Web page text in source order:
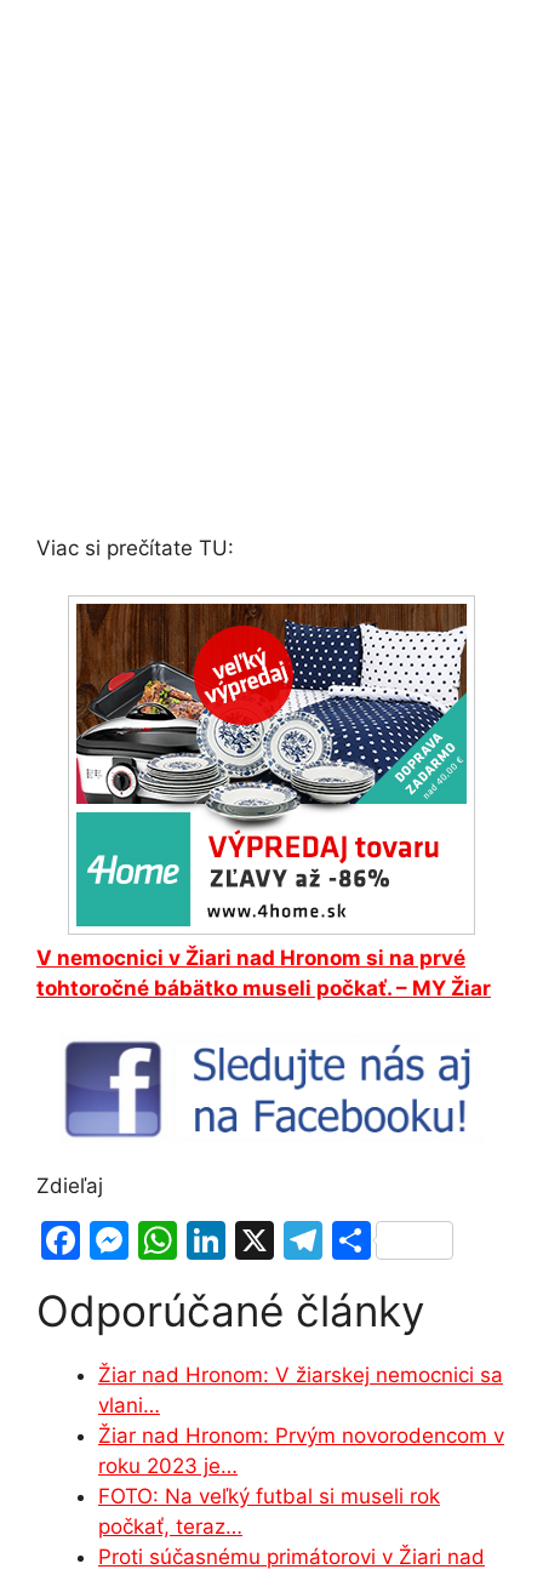
Viac si prečítate TU:
V nemocnici v Žiari nad Hronom si na prvé
tohtoročné bábätko museli počkať. – MY Žiar
Zdieľaj
F
c
e
b
o
o
k
M
s
e
n
g
er
W
at
s
A
p
p
Li
k
dI
n
X
T
e
gr
a
m
S
ar
Odporúčané články
Žiar nad Hronom: V žiarskej nemocnici sa
vlani…
Žiar nad Hronom: Prvým novorodencom v
roku 2023 je…
FOTO: Na veľký futbal si museli rok
počkať, teraz…
Proti súčasnému primátorovi v Žiari nad